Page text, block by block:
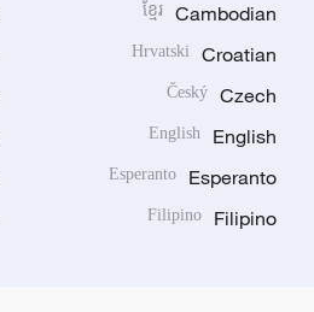
Cambodian
ខ្មែរ
Croatian
Hrvatski
Czech
Český
English
English
Esperanto
Esperanto
Filipino
Filipino